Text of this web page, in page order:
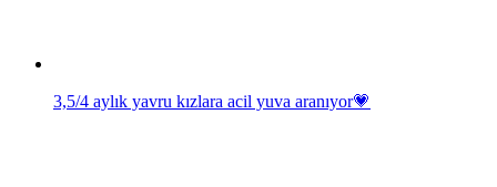
3,5/4 aylık yavru kızlara acil yuva aranıyor💗